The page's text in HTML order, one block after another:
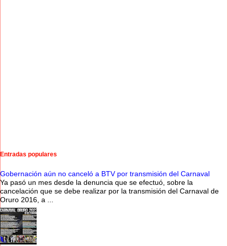
Entradas populares
Gobernación aún no canceló a BTV por transmisión del Carnaval
Ya pasó un mes desde la denuncia que se efectuó, sobre la
cancelación que se debe realizar por la transmisión del Carnaval de
Oruro 2016, a ...